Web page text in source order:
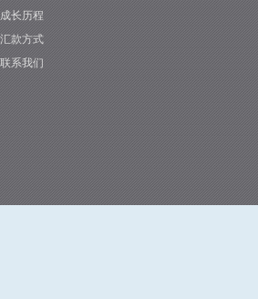
成长历程
汇款方式
联系我们